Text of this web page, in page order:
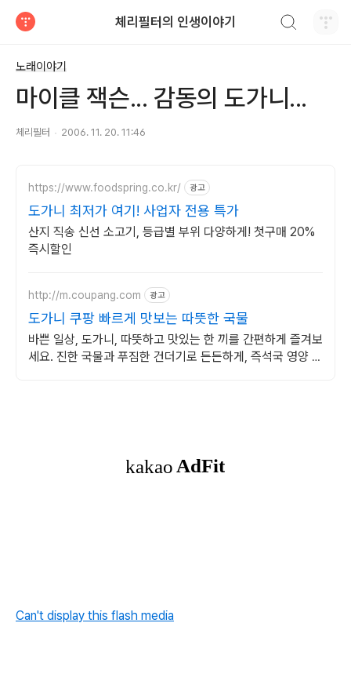
체리필터의 인생이야기
노래이야기
마이클 잭슨... 감동의 도가니...
체리필터 2006. 11. 20. 11:46
https://www.foodspring.co.kr/ 광고
도가니 최저가 여기! 사업자 전용 특가
산지 직송 신선 소고기, 등급별 부위 다양하게! 첫구매 20%
즉시할인
http://m.coupang.com 광고
도가니 쿠팡 빠르게 맛보는 따뜻한 국물
바쁜 일상, 도가니, 따뜻하고 맛있는 한 끼를 간편하게 즐겨보
세요. 진한 국물과 푸짐한 건더기로 든든하게, 즉석국 영양 가
Can't display this flash media